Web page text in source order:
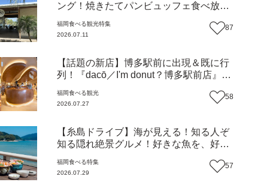
ング！焼きたてパンビュッフェ食べ放題
『Ibiza Beach Cafe』（福岡・糸島市）
福岡食べる観光特集
2026.07.11
87
【話題の新店】博多駅前に出現＆既に行
列！『dacō／I'm donut？博多駅前店』徹
た楽しみ方＆イチオシメニューも紹介！
福岡食べる観光
2026.07.27
58
【糸島ドライブ】海が見える！知る人ぞ
知る隠れ絶景グルメ！好きな魚を、好き
はん食堂』（福岡市西区）【まち歩き】
福岡食べる特集
2026.07.29
57